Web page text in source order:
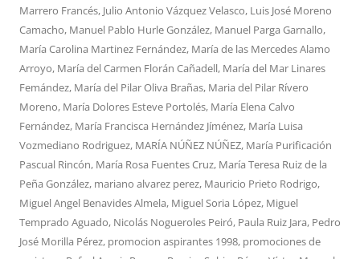
Marrero Francés, Julio Antonio Vázquez Velasco, Luis José Moreno
Camacho, Manuel Pablo Hurle González, Manuel Parga Garnallo,
María Carolina Martinez Fernández, María de las Mercedes Alamo
Arroyo, María del Carmen Florán Cañadell, María del Mar Linares
Femández, María del Pilar Oliva Brañas, Maria del Pilar Rívero
Moreno, María Dolores Esteve Portolés, María Elena Calvo
Fernández, María Francisca Hernández Jíménez, María Luisa
Vozmediano Rodriguez, MARÍA NÚÑEZ NÚÑEZ, María Purificación
Pascual Rincón, María Rosa Fuentes Cruz, María Teresa Ruiz de la
Peña González, mariano alvarez perez, Mauricio Prieto Rodrigo,
Miguel Angel Benavides Almela, Miguel Soria López, Miguel
Temprado Aguado, Nicolás Nogueroles Peiró, Paula Ruiz Jara, Pedro
José Morilla Pérez, promocion aspirantes 1998, promociones de